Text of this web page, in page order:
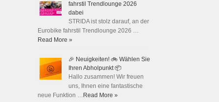
fahrstil Trendlounge 2026
dabei
STRIDA ist stolz darauf, an der
Eurobike fahrstil Trendlounge 2026 …
Read More »
🎉 Neuigkeiten! 🚲 Wählen Sie
Ihren Abholpunkt 📦
Hallo zusammen! Wir freuen
uns, Ihnen eine fantastische
neue Funktion … Read More »